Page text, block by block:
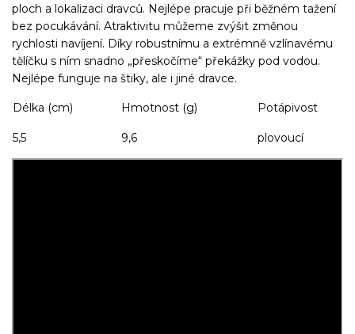
ploch a lokalizaci dravců. Nejlépe pracuje při běžném tažení
bez pocukávání. Atraktivitu můžeme zvýšit změnou
rychlosti navíjení. Díky robustnímu a extrémně vzlínavému
tělíčku s ním snadno „přeskočíme“ překážky pod vodou.
Nejlépe funguje na štiky, ale i jiné dravce.
Délka (cm) Hmotnost (g) Potápivost
5,5 9,6 plovoucí